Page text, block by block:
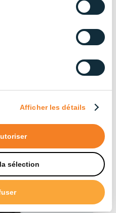
Afficher les détails
sélection